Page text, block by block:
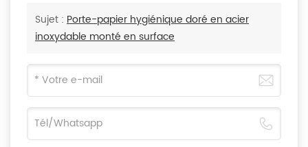
Sujet : Porte-papier hygiénique doré en acier
inoxydable monté en surface